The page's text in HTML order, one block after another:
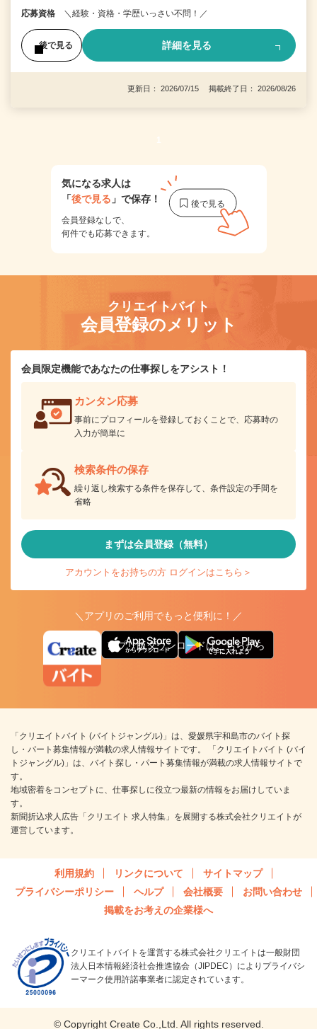
応募資格 ＼経験・資格・学歴いっさい不問！／
後で見る 詳細を見る
更新日： 2026/07/15 掲載終了日： 2026/08/26
1
気になる求人は
「後で見る 」で保存！
会員登録なしで、
何件でも応募できます。
クリエイトバイト
会員登録のメリット
会員限定機能であなたの仕事探しをアシスト！
カンタン応募
事前にプロフィールを登録しておくことで、応募時の
入力が簡単に
検索条件の保存
繰り返し検索する条件を保存して、条件設定の手間を
省略
まずは会員登録（無料）
アカウントをお持ちの方 ログインはこちら＞
＼アプリのご利用でもっと便利に！／
アプリ版ダウンロードはこちらから
「クリエイトバイト (バイトジャングル)」は、愛媛県宇和島市のバイト探
し・パート募集情報が満載の求人情報サイトです。 「クリエイトバイト (バイ
トジャングル)」は、バイト探し・パート募集情報が満載の求人情報サイトで
す。
地域密着をコンセプトに、仕事探しに役立つ最新の情報をお届けしていま
す。
新聞折込求人広告「クリエイト 求人特集」を展開する株式会社クリエイトが
運営しています。
利用規約 リンクについて
サイトマップ
プライバシーポリシー
ヘルプ 会社概要
お問い合わせ
掲載をお考えの企業様へ
クリエイトバイトを運営する株式会社クリエイトは一般財団
法人日本情報経済社会推進協会（JIPDEC）によりプライバシ
ーマーク使用許諾事業者に認定されています。
© Copyright Create Co.,Ltd. All rights reserved.